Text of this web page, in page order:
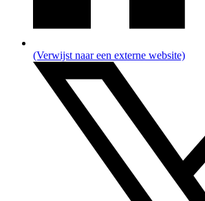
(Verwijst naar een externe website)